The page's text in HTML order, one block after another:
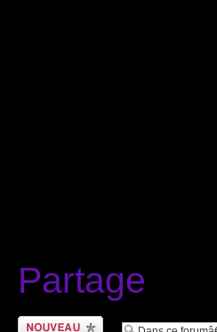
Partage
Ecrire un nouveau